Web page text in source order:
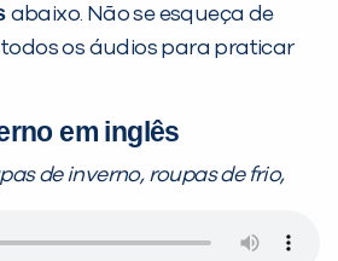
abaixo. Não se esqueça de
os áudios para praticar
em inglês
de inverno, roupas de frio,